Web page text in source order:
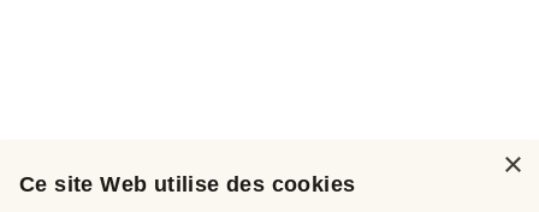
×
Ce site Web utilise des cookies